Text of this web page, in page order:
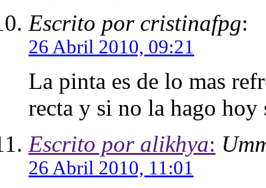
Escrito por cristinafpg:
26 Abril 2010, 09:21
La pinta es de lo mas
recta y si no la hago
Escrito por alikhya:
26 Abril 2010, 11:01